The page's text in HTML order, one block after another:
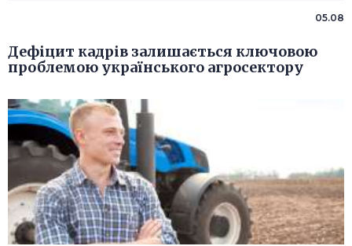
05.08
Дефіцит кадрів залишається ключовою
проблемою українського агросектору